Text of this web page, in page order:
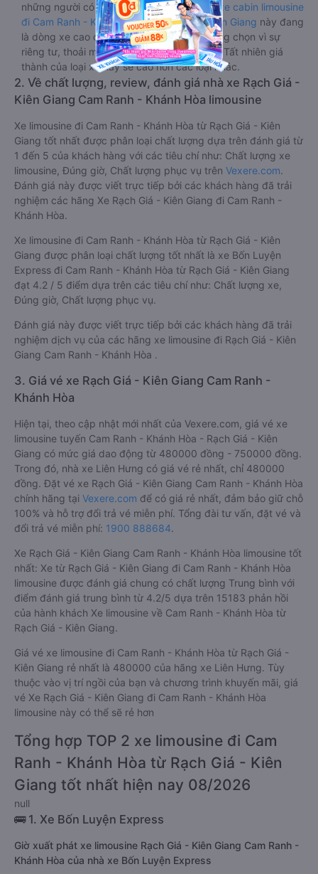
những người có thân hình nhỏ nhắn. Dòngxe cabin limousine
đi Cam Ranh - Khánh Hòa từ Rạch Giá - Kiên Giang này đang
là dòng xe cao cấp nhất, hành khách thường chọn vì sự
riêng tư, thoải mái, sang trọng và tiện nghi. Tất nhiên giá
thành của loại xe này sẽ cao hơn các loại khác.
2. Về chất lượng, review, đánh giá nhà xe Rạch Giá -
Kiên Giang Cam Ranh - Khánh Hòa limousine
Xe limousine đi Cam Ranh - Khánh Hòa từ Rạch Giá - Kiên
Giang tốt nhất được phân loại chất lượng dựa trên đánh giá từ
1 đến 5 của khách hàng với các tiêu chí như: Chất lượng xe
limousine, Đúng giờ, Chất lượng phục vụ trên Vexere.com.
Đánh giá này được viết trực tiếp bởi các khách hàng đã trải
nghiệm các hãng Xe Rạch Giá - Kiên Giang đi Cam Ranh -
Khánh Hòa.
Xe limousine đi Cam Ranh - Khánh Hòa từ Rạch Giá - Kiên
Giang được phân loại chất lượng tốt nhất là xe Bốn Luyện
Express đi Cam Ranh - Khánh Hòa từ Rạch Giá - Kiên Giang
đạt 4.2 / 5 điểm dựa trên các tiêu chí như: Chất lượng xe,
Đúng giờ, Chất lượng phục vụ.
Đánh giá này được viết trực tiếp bởi các khách hàng đã trải
nghiệm dịch vụ của các hãng xe limousine đi Rạch Giá - Kiên
Giang Cam Ranh - Khánh Hòa .
3. Giá vé xe Rạch Giá - Kiên Giang Cam Ranh -
Khánh Hòa
Hiện tại, theo cập nhật mới nhất của Vexere.com, giá vé xe
limousine tuyến Cam Ranh - Khánh Hòa - Rạch Giá - Kiên
Giang có mức giá dao động từ 480000 đồng - 750000 đồng.
Trong đó, nhà xe Liên Hưng có giá vé rẻ nhất, chỉ 480000
đồng. Đặt vé xe Rạch Giá - Kiên Giang Cam Ranh - Khánh Hòa
chính hãng tại Vexere.com để có giá rẻ nhất, đảm bảo giữ chỗ
100% và hỗ trợ đổi trả vé miễn phí. Tổng đài tư vấn, đặt vé và
đổi trả vé miễn phí: 1900 888684.
Xe Rạch Giá - Kiên Giang Cam Ranh - Khánh Hòa limousine tốt
nhất: Xe từ Rạch Giá - Kiên Giang đi Cam Ranh - Khánh Hòa
limousine được đánh giá chung có chất lượng Trung bình với
điểm đánh giá trung bình từ 4.2/5 dựa trên 15183 phản hồi
của hành khách Xe limousine về Cam Ranh - Khánh Hòa từ
Rạch Giá - Kiên Giang.
Giá vé xe limousine đi Cam Ranh - Khánh Hòa từ Rạch Giá -
Kiên Giang rẻ nhất là 480000 của hãng xe Liên Hưng. Tùy
thuộc vào vị trí ngồi của bạn và chương trình khuyến mãi, giá
vé Xe Rạch Giá - Kiên Giang đi Cam Ranh - Khánh Hòa
limousine này có thể sẽ rẻ hơn
Tổng hợp TOP 2 xe limousine đi Cam
Ranh - Khánh Hòa từ Rạch Giá - Kiên
Giang tốt nhất hiện nay 08/2026
null
🚌 1. Xe Bốn Luyện Express
Giờ xuất phát xe limousine Rạch Giá - Kiên Giang Cam Ranh -
Khánh Hòa của nhà xe Bốn Luyện Express